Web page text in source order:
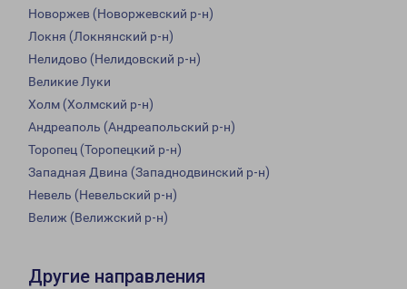
Новоржев (Новоржевский р-н)
Локня (Локнянский р-н)
Нелидово (Нелидовский р-н)
Великие Луки
Холм (Холмский р-н)
Андреаполь (Андреапольский р-н)
Торопец (Торопецкий р-н)
Западная Двина (Западнодвинский р-н)
Невель (Невельский р-н)
Велиж (Велижский р-н)
Другие направления